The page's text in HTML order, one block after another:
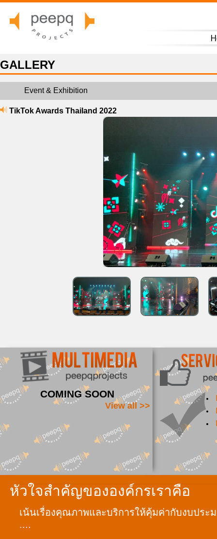
GALLERY
Event & Exhibition
TikTok Awards Thailand 2022
COMING SOON
View all >>
หัวใจสำคัญขององค์กรเราคือ
เน้นเรื่องคุณภาพและบริการให้คุ้มค่ากับงบประ
....